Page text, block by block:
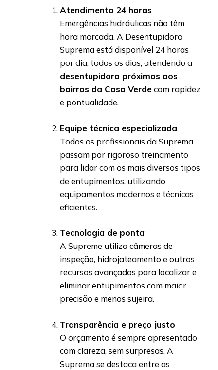
Atendimento 24 horas
Emergências hidráulicas não têm
hora marcada. A Desentupidora
Suprema está disponível 24 horas
por dia, todos os dias, atendendo a
desentupidora próximos aos
bairros da Casa Verdecom rapidez
e pontualidade.
Equipe técnica especializada
Todos os profissionais da Suprema
passam por rigoroso treinamento
para lidar com os mais diversos tipos
de entupimentos, utilizando
equipamentos modernos e técnicas
eficientes.
Tecnologia de ponta
A Supreme utiliza câmeras de
inspeção, hidrojateamento e outros
recursos avançados para localizar e
eliminar entupimentos com maior
precisão e menos sujeira.
Transparência e preço justo
O orçamento é sempre apresentado
com clareza, sem surpresas. A
Suprema se destaca entre as